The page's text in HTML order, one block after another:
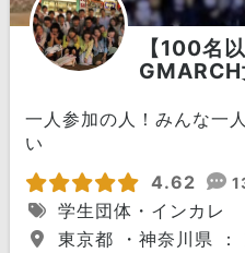
【100名
一人参加の人！みんな一
い
4.62
学生団体・インカレ
東京都 ・神奈川県 ：